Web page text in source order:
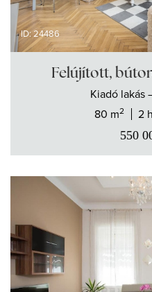
ID: 24486
Felújított,
Kiadó lakás
80 m2 2
550